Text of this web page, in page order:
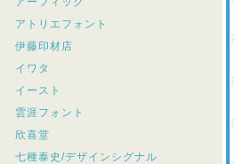
アトリエフォント
伊藤印材店
イワタ
イースト
雲涯フォント
欣喜堂
七種泰史/デザインシグナル